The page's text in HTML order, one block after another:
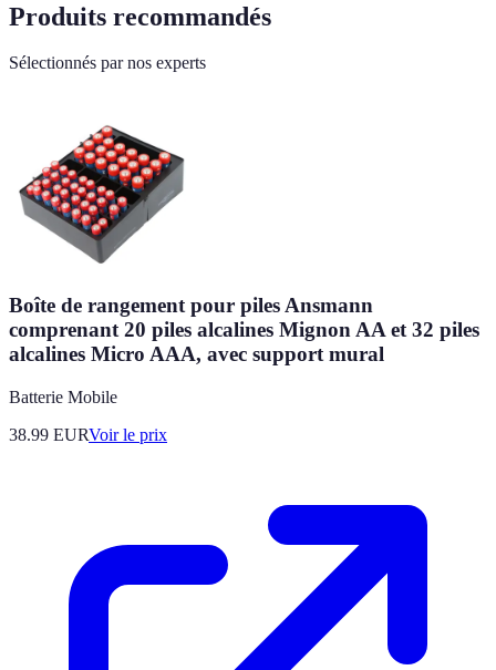
Produits recommandés
Sélectionnés par nos experts
Boîte de rangement pour piles Ansmann
comprenant 20 piles alcalines Mignon AA et 32 piles
alcalines Micro AAA, avec support mural
Batterie Mobile
38.99 EURVoir le prix